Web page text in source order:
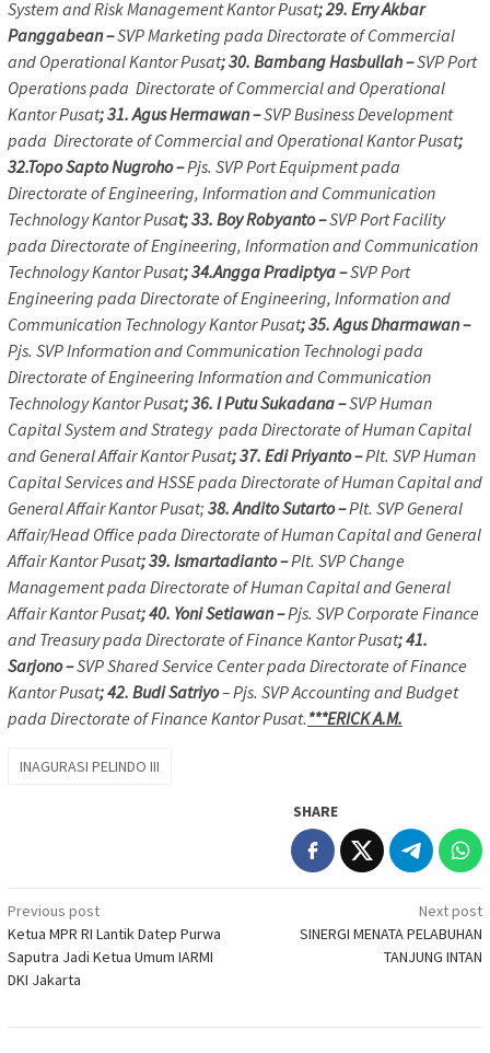
System and Risk Management Kantor Pusat; 29. Erry Akbar
Panggabean –SVP Marketing pada Directorate of Commercial
and Operational Kantor Pusat; 30. Bambang Hasbullah –SVP Port
Operations pada Directorate of Commercial and Operational
Kantor Pusat; 31. Agus Hermawan –SVP Business Development
pada Directorate of Commercial and Operational Kantor Pusat;
32.Topo Sapto Nugroho –Pjs. SVP Port Equipment pada
Directorate of Engineering, Information and Communication
Technology Kantor Pusat; 33. Boy Robyanto –SVP Port Facility
pada Directorate of Engineering, Information and Communication
Technology Kantor Pusat; 34.Angga Pradiptya –SVP Port
Engineering pada Directorate of Engineering, Information and
Communication Technology Kantor Pusat; 35. Agus Dharmawan –
Pjs. SVP Information and Communication Technologi pada
Directorate of Engineering Information and Communication
Technology Kantor Pusat; 36. I Putu Sukadana –SVP Human
Capital System and Strategy pada Directorate of Human Capital
and General Affair Kantor Pusat; 37. Edi Priyanto –Plt. SVP Human
Capital Services and HSSE pada Directorate of Human Capital and
General Affair Kantor Pusat; 38. Andito Sutarto –Plt. SVP General
Affair/Head Office pada Directorate of Human Capital and General
Affair Kantor Pusat; 39. Ismartadianto –Plt. SVP Change
Management pada Directorate of Human Capital and General
Affair Kantor Pusat; 40. Yoni Setiawan –Pjs. SVP Corporate Finance
and Treasury pada Directorate of Finance Kantor Pusat; 41.
Sarjono –SVP Shared Service Center pada Directorate of Finance
Kantor Pusat; 42. Budi Satriyo– Pjs. SVP Accounting and Budget
pada Directorate of Finance Kantor Pusat. ***ERICK A.M.
INAGURASI PELINDO III
SHARE
Post
navigation
Previous post
Ketua MPR RI Lantik Datep Purwa
Saputra Jadi Ketua Umum IARMI
DKI Jakarta
Next post
SINERGI MENATA PELABUHAN
TANJUNG INTAN